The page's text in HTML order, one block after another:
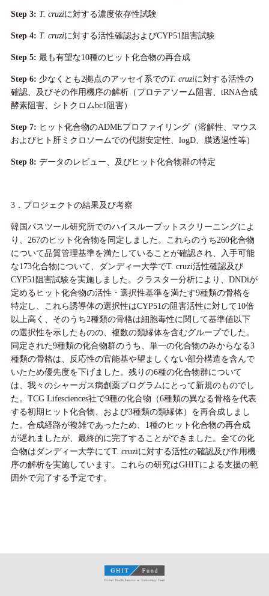
Step 3: T. cruziに対する濃度依存性試験
Step 4: T. cruziに対する活性確認およびCYP51阻害試験
Step 5: 最も有望な10種のヒット化合物の再合成
Step 6: 少なくとも2拠点のアッセイ系でのT. cruziに対する活性の
確認、及びその作用機序の解析（プロテアソーム阻害、tRNA合成
酵素阻害、シトクロムbc1阻害）
Step 7: ヒット化合物のADMEプロファイリング（溶解性、マウス
およびヒト肝ミクロソームでの代謝安定性、logD、膜透過性等）
Step 8: データのレビュー、及びヒット化合物群の特定
3．プロジェクトの結果及び考察
韓国パスツール研究所でのハイスループットスクリーニングによ
り、267のヒット化合物を同定しました。これらのうち260化合物
について品質管理基準を満たしていることが確認され、入手可能
な173化合物について、ダンディー大学でT. cruzi活性確認及び
CYP51阻害試験を実施しました。クラスター分析により、DNDiが
定めるヒット化合物の活性・選択性基準を満たす9種類の骨格を
特定し、これら誘導体の選択性はCYP51の阻害活性に対して10倍
以上高く、そのうち2種類の骨格は細胞毒性に関して基準値以下
の選択性を示したものの、複数の類縁体を含むグループでした。
同定された9種類の化合物群のうち、単一の化合物のみからなる3
種類の骨格は、反応性の官能基や望ましくない部分構造を含んで
いたため優先度を下げました。残りの6種の化合物群について
は、我々のシャーガス病創薬プログラムにとって新規のものでし
た。TCG Lifesciences社で9種の化合物（6種類の異なる骨格を代表
する初期ヒット化合物、および3種類の類縁体）を再合成しまし
た。合成経路が複雑であったため、1種のヒット化合物の再合成
が遅れましたが、最終的に完了することができました。全ての化
合物はダンディー大学にてT. cruziに対する活性の確認及び作用機
序の解析を実施しています。これらの研究はGHITによる支援の範
囲外で完了する予定です。